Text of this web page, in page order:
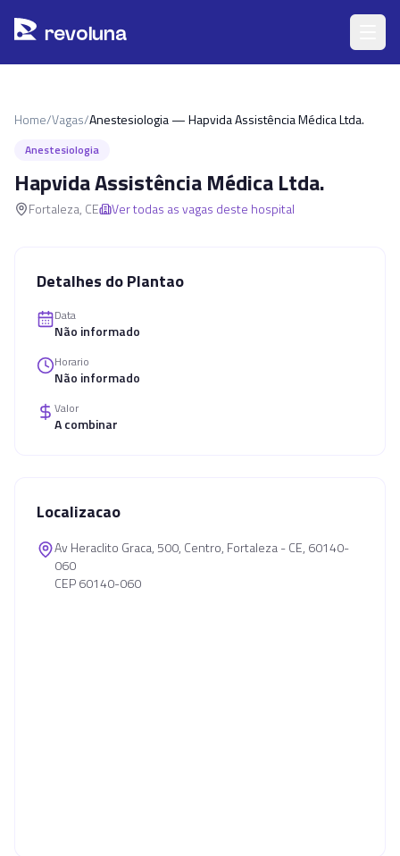
revoluna
Home/Vagas/Anestesiologia — Hapvida Assistência Médica Ltda.
Anestesiologia
Hapvida Assistência Médica Ltda.
Fortaleza, CE Ver todas as vagas deste hospital
Detalhes do Plantao
Data
Não informado
Horario
Não informado
Valor
A combinar
Localizacao
Av Heraclito Graca, 500, Centro, Fortaleza - CE, 60140-
060
CEP 60140-060